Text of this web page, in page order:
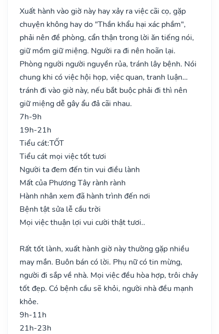
Xuất hành vào giờ này hay xảy ra việc cãi cọ, gặp
chuyện không hay do "Thần khẩu hại xác phầm",
phải nên đề phòng, cẩn thận trong lời ăn tiếng nói,
giữ mồm giữ miệng. Người ra đi nên hoãn lại.
Phòng người người nguyền rủa, tránh lây bệnh. Nói
chung khi có việc hội họp, việc quan, tranh luận…
tránh đi vào giờ này, nếu bắt buộc phải đi thì nên
giữ miệng dễ gây ẩu đả cãi nhau.
7h-9h
19h-21h
Tiểu cát:TỐT
Tiểu cát mọi việc tốt tươi
Người ta đem đến tin vui điều lành
Mất của Phương Tây rành rành
Hành nhân xem đã hành trình đến nơi
Bệnh tật sửa lễ cầu trời
Mọi việc thuận lợi vui cười thật tươi..
Rất tốt lành, xuất hành giờ này thường gặp nhiều
may mắn. Buôn bán có lời. Phụ nữ có tin mừng,
người đi sắp về nhà. Mọi việc đều hòa hợp, trôi chảy
tốt đẹp. Có bệnh cầu sẽ khỏi, người nhà đều mạnh
khỏe.
9h-11h
21h-23h